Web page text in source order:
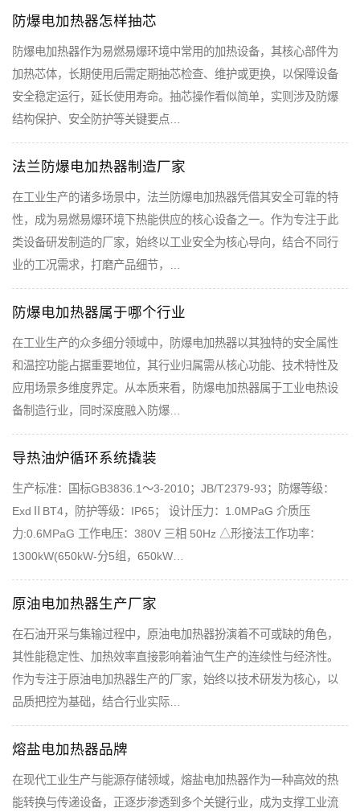
防爆电加热器怎样抽芯
防爆电加热器作为易燃易爆环境中常用的加热设备，其核心部件为
加热芯体，长期使用后需定期抽芯检查、维护或更换，以保障设备
安全稳定运行，延长使用寿命。抽芯操作看似简单，实则涉及防爆
结构保护、安全防护等关键要点…
法兰防爆电加热器制造厂家
在工业生产的诸多场景中，法兰防爆电加热器凭借其安全可靠的特
性，成为易燃易爆环境下热能供应的核心设备之一。作为专注于此
类设备研发制造的厂家，始终以工业安全为核心导向，结合不同行
业的工况需求，打磨产品细节，…
防爆电加热器属于哪个行业
在工业生产的众多细分领域中，防爆电加热器以其独特的安全属性
和温控功能占据重要地位，其行业归属需从核心功能、技术特性及
应用场景多维度界定。从本质来看，防爆电加热器属于工业电热设
备制造行业，同时深度融入防爆…
导热油炉循环系统撬装
生产标准：国标GB3836.1～3-2010；JB/T2379-93；防爆等级：
ExdⅡBT4，防护等级：IP65； 设计压力：1.0MPaG 介质压
力:0.6MPaG 工作电压：380V 三相 50Hz △形接法工作功率：
1300kW(650kW-分5组，650kW…
原油电加热器生产厂家
在石油开采与集输过程中，原油电加热器扮演着不可或缺的角色，
其性能稳定性、加热效率直接影响着油气生产的连续性与经济性。
作为专注于原油电加热器生产的厂家，始终以技术研发为核心，以
品质把控为基础，结合行业实际…
熔盐电加热器品牌
在现代工业生产与能源存储领域，熔盐电加热器作为一种高效的热
能转换与传递设备，正逐步渗透到多个关键行业，成为支撑工业流